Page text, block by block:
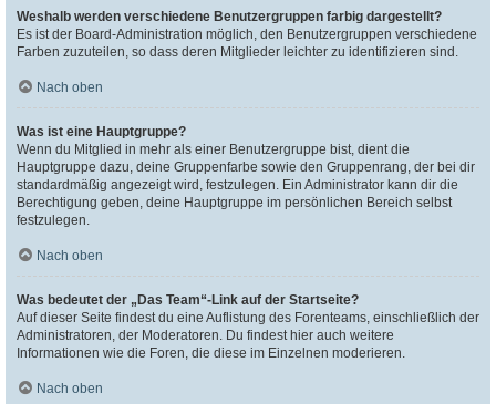
Weshalb werden verschiedene Benutzergruppen farbig dargestellt?
Es ist der Board-Administration möglich, den Benutzergruppen verschiedene
Farben zuzuteilen, so dass deren Mitglieder leichter zu identifizieren sind.
Nach oben
Was ist eine Hauptgruppe?
Wenn du Mitglied in mehr als einer Benutzergruppe bist, dient die
Hauptgruppe dazu, deine Gruppenfarbe sowie den Gruppenrang, der bei dir
standardmäßig angezeigt wird, festzulegen. Ein Administrator kann dir die
Berechtigung geben, deine Hauptgruppe im persönlichen Bereich selbst
festzulegen.
Nach oben
Was bedeutet der „Das Team“-Link auf der Startseite?
Auf dieser Seite findest du eine Auflistung des Forenteams, einschließlich der
Administratoren, der Moderatoren. Du findest hier auch weitere
Informationen wie die Foren, die diese im Einzelnen moderieren.
Nach oben